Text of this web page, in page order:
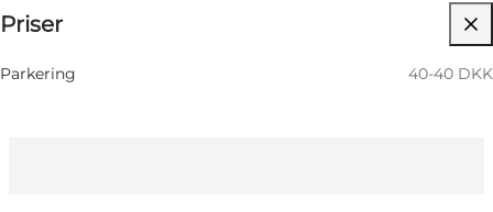
Priser
Parkering 40-40 DKK